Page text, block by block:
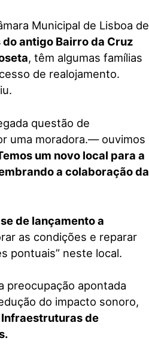
Municipal de Lisboa de
antigo Bairro da Cruz
, têm algumas famílias
de realojamento.
questão de
uma moradora.— ouvimos
um novo local para a
a colaboração da
de lançamento a
as condições e reparar
pontuais” neste local.
preocupação apontada
do impacto sonoro,
de